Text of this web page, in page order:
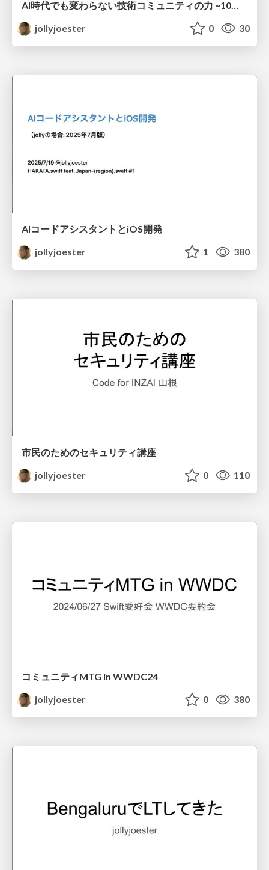
jollyjoester
0 30
AIコードアシスタントとiOS開発
jollyjoester
1 380
市民のためのセキュリティ講座
jollyjoester
0 110
コミュニティMTG in WWDC24
jollyjoester
0 380